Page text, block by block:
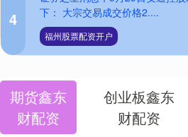
4
下： 大宗交易成交价格2....
福州股票配资开户
期货鑫东
财配资
创业板鑫东
财配资